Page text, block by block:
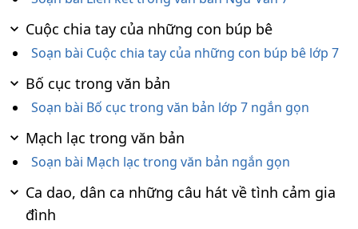
Cuộc chia tay của những con búp bê
Soạn bài Cuộc chia tay của những con búp bê lớp 7
Bố cục trong văn bản
Soạn bài Bố cục trong văn bản lớp 7 ngắn gọn
Mạch lạc trong văn bản
Soạn bài Mạch lạc trong văn bản ngắn gọn
Ca dao, dân ca những câu hát về tình cảm gia
đình